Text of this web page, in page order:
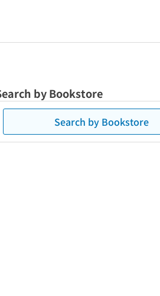
by Bookstore
Search by Bookstore